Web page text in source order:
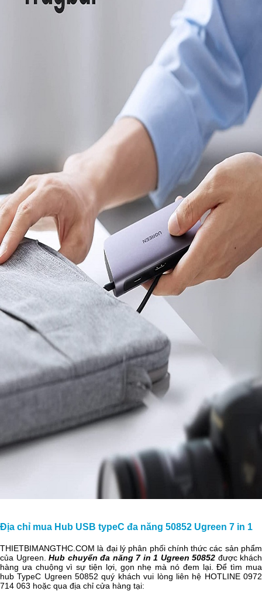
Địa chỉ mua Hub USB typeC đa năng 50852 Ugreen 7 in 1
THIETBIMANGTHC.COM là đại lý phân phối chính thức các sản phẩm
của Ugreen. Hub chuyển đa năng 7 in 1 Ugreen 50852 được khách
hàng ưa chuộng vì sự tiện lợi, gọn nhẹ mà nó đem lại. Để tìm mua
hub TypeC Ugreen 50852 quý khách vui lòng liên hệ HOTLINE 0972
714 063 hoặc qua địa chỉ cửa hàng tại: